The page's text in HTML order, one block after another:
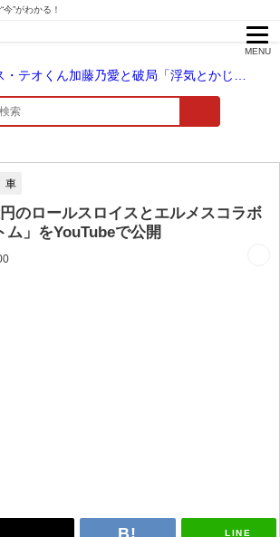
”がわかる！
MENU
のロールスロイスとエルメスコラボ
ム」をYouTubeで公開